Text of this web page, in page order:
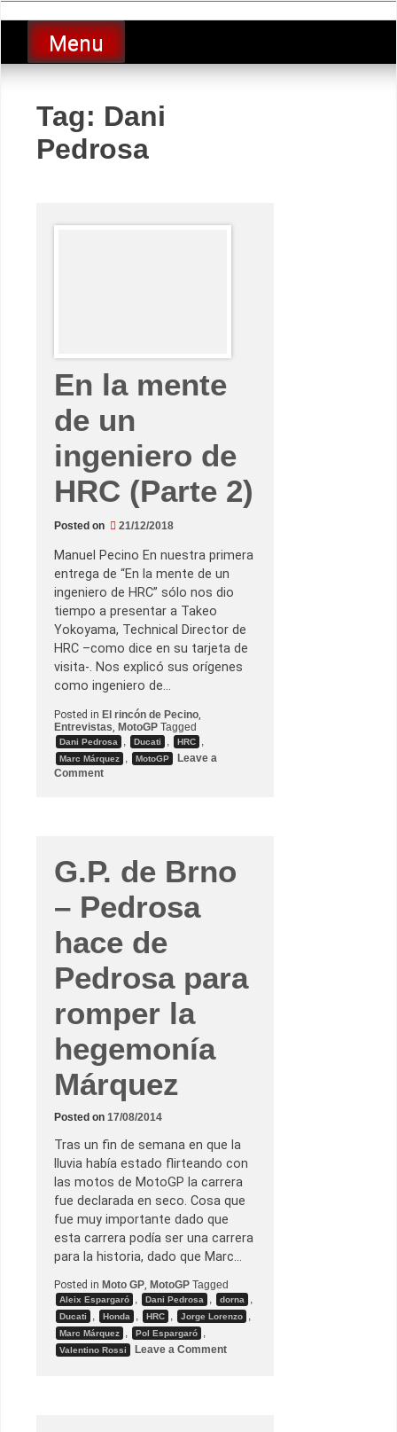
to
contentLucio Lopez GP
luciolopezgp
Menu
Tag: Dani
Pedrosa
En la mente
de un
ingeniero de
HRC (Parte 2)
Posted on 21/12/2018
Manuel Pecino En nuestra primera
entrega de “En la mente de un
ingeniero de HRC” sólo nos dio
tiempo a presentar a Takeo
Yokoyama, Technical Director de
HRC –como dice en su tarjeta de
visita-. Nos explicó sus orígenes
como ingeniero de…
Posted in El rincón de Pecino
Entrevistas MotoGP Tagged
Dani Pedrosa Ducati HRC
Marc Márquez MotoGP
Leave a
Commento
n
t
d
e
n
n
g
n
r
e
H
C
P
a
r
t
2
)
G.P. de Brno
– Pedrosa
hace de
Pedrosa para
romper la
hegemonía
Márquez
Posted on 17/08/2014
Tras un fin de semana en que la
lluvia había estado flirteando con
las motos de MotoGP la carrera
fue declarada en seco. Cosa que
fue muy importante dado que
esta carrera podía ser una carrera
para la historia, dado que Marc…
Posted in Moto GP, MotoGP Tagged
Aleix Espargaró , Dani Pedrosa , dorna ,
Ducati , Honda , HRC , Jorge Lorenzo ,
Marc Márquez , Pol Espargaró ,
Valentino Rossi Leave a Commento